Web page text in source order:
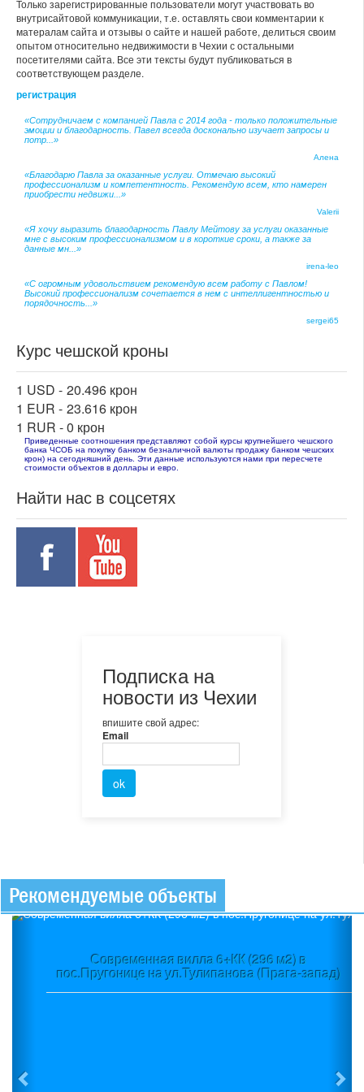
Только зарегистрированные пользователи могут участвовать во
внутрисайтовой коммуникации, т.е. оставлять свои комментарии к
матералам сайта и отзывы о сайте и нашей работе, делиться своим
опытом относительно недвижимости в Чехии с остальными
посетителями сайта. Все эти тексты будут публиковаться в
соответствующем разделе.
регистрация
«Сотрудничаем с компанией Павла с 2014 года - только положительные
эмоции и благодарность. Павел всегда досконально изучает запросы и
потр...»
Алена
«Благодарю Павла за оказанные услуги. Отмечаю высокий
профессионализм и компетентность. Рекомендую всем, кто намерен
приобрести недвижи...»
Valerii
«Я хочу выразить благодарность Павлу Мейтову за услуги оказанные
мне с высоким профессионализмом и в короткие сроки, а также за
данные мн...»
irena-leo
«С огромным удовольствием рекомендую всем работу с Павлом!
Высокий профессионализм сочетается в нем с интеллигентностью и
порядочность...»
sergei65
Курс чешской кроны
1 USD - 20.496 крон
1 EUR - 23.616 крон
1 RUR -0 крон
Приведенные соотношения представляют собой курсы крупнейшего чешского
банка ЧСОБ на покупку банком безналичной валюты продажу банком чешских
крон) на сегодняшний день. Эти данные используются нами при пересчете
стоимости объектов в доллары и евро.
Найти нас в соцсетях
Подписка на
новости из Чехии
впишите свой адрес:
Email
Рекомендуемые объекты
Современная вилла 6+КК (296 м2) в
пос.Пругонице на ул.Тулипанова (Прага-запад)
Previous